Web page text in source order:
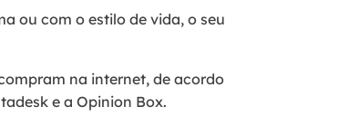
ou com o estilo de vida, o seu
na internet, de acordo
e a Opinion Box.